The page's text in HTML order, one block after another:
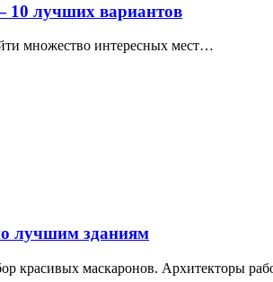
10 лучших вариантов
множество интересных мест…
лучшим зданиям
красивых маскаронов. Архитекторы